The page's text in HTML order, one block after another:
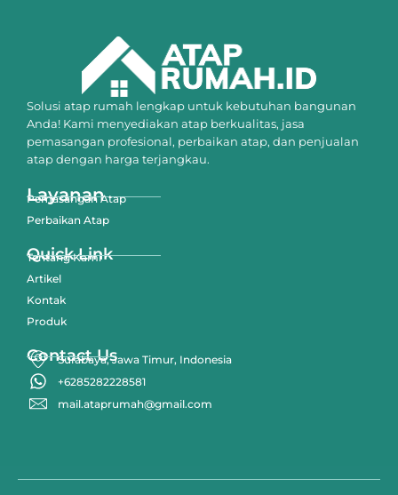
Solusi atap rumah lengkap untuk kebutuhan bangunan
Anda! Kami menyediakan atap berkualitas, jasa
pemasangan profesional, perbaikan atap, dan penjualan
atap dengan harga terjangkau.
Layanan
Pemasangan Atap
Perbaikan Atap
Quick Link
Tentang Kami
Artikel
Kontak
Produk
Contact Us
Surabaya, Jawa Timur, Indonesia
+6285282228581
mail.ataprumah@gmail.com